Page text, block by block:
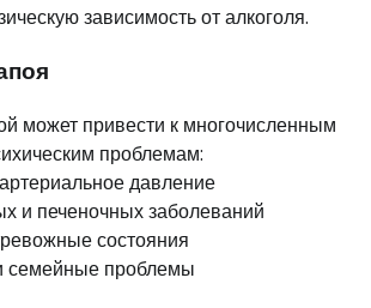
зависимость от алкоголя.
может привести к многочисленным
проблемам:
давление
и печеночных заболеваний
состояния
проблемы